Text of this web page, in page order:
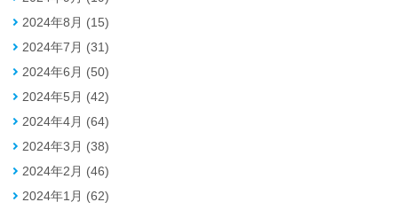
2024年8月 (15)
2024年7月 (31)
2024年6月 (50)
2024年5月 (42)
2024年4月 (64)
2024年3月 (38)
2024年2月 (46)
2024年1月 (62)